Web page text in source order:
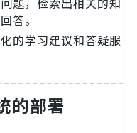
答。
的学习建议和答疑服
的部署